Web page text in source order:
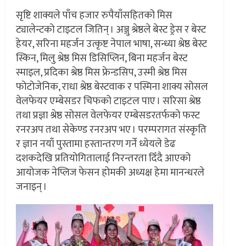
सृष्टि शाक्यले पाँच हजार रुपैयाँसहितको मिस
ट्यालेन्टको टाइटल जितिन् । अञ्जु श्रेष्ठले बेस्ट ड्रेस र बेस्ट
हेयर, सरिना महर्जन उत्कृष्ट नेपाल भाषा, सन्ध्या श्रेष्ठ बेस्ट
स्किन, मिलु श्रेष्ठ मिस डिसिप्लिन, बिना महर्जन बेस्ट
स्माइल, प्रदिका श्रेष्ठ मिस फ्रेन्डसिप, उस्मी श्रेष्ठ मिस
फोटोजेनिक, राधा श्रेष्ठ बेस्टवाक र पस्मिना शाक्य सोसल
वेलफेयर एम्बेसडर चिफको टाइटल पाए । सरिसा श्रेष्ठ
तथा प्रज्ञा श्रेष्ठ सोसल वेलफेयर एम्बेसडरतर्फको फस्ट
रनरअप तथा सेकेण्ड रनरअप भए । परम्परागत संस्कृति
र ज्ञान नयाँ पुस्तामा हस्तान्तरण गर्ने ध्येयले डेढ
दशकदेखि प्रतियोगितालाई निरन्तरता दिँदै आएको
आयोजक नेप्लिज फेसन होमकी अध्यक्ष हेमा मानन्धरले
जनाइन् ।